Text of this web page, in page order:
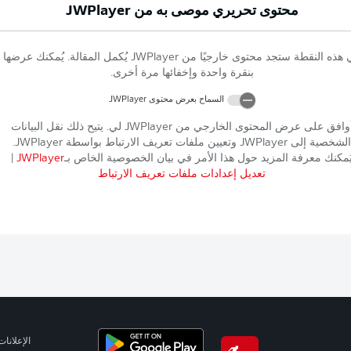
محتوى تحريري موصى به منJWPlayer
هذه النقطة ستجد محتوى خارجيًا منJWPlayer يُكمل المقالة. يُمكنك عرضها
بنقرة واحدة وإخفائها مرة أخرى.
السماح بعرض محتوىJWPlayer
على عرض المحتوى الخارجي منJWPlayer لي. يتيح ذلك نقل البيانات
الشخصية إلى JWPlayer وتعيين ملفات تعريف الارتباط بواسطة JWPlayer
.
معرفة المزيد حول هذا الأمر في بيان الخصوصية الخاص بـJWPlayer
تعديل إعدادات ملفات تعريف الارتباط